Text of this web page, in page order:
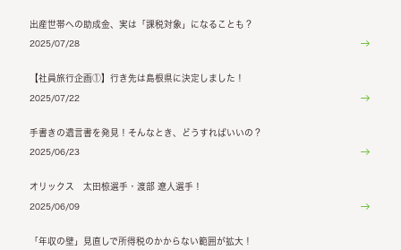
出産世帯への助成金、実は「課税対象」になることも？
2025/07/28
【社員旅行企画①】行き先は島根県に決定しました！
2025/07/22
手書きの遺言書を発見！そんなとき、どうすればいいの？
2025/06/23
オリックス 太田椋選手・渡部 遼人選手！
2025/06/09
「年収の壁」見直しで所得税のかからない範囲が拡大！